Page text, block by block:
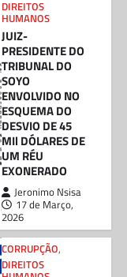
DIREITOS
HUMANOS
JUIZ-
PRESIDENTE DO
TRIBUNAL DO
SOYO
ENVOLVIDO NO
ESQUEMA DO
DESVIO DE 45
MIl DÓLARES DE
UM RÉU
EXONERADO
Jeronimo Nsisa
17 de Março,
2026
CORRUPÇÃO,
DIREITOS